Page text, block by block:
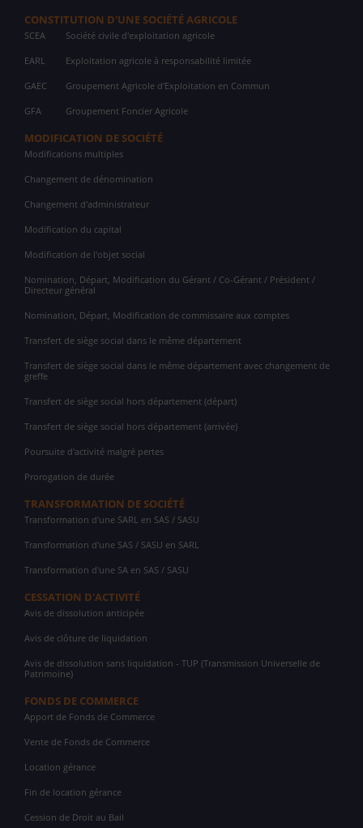
CONSTITUTION D'UNE SOCIÉTÉ AGRICOLE
SCEA Société civile d'exploitation agricole
EARL Exploitation agricole à responsabilité limitée
GAEC Groupement Agricole d'Exploitation en Commun
GFA Groupement Foncier Agricole
MODIFICATION DE SOCIÉTÉ
Modifications multiples
Changement de dénomination
Changement d'administrateur
Modification du capital
Modification de l'objet social
Nomination, Départ, Modification du Gérant / Co-Gérant / Président /
Directeur général
Nomination, Départ, Modification de commissaire aux comptes
Transfert de siège social dans le même département
Transfert de siège social dans le même département avec changement de
greffe
Transfert de siège social hors département (départ)
Transfert de siège social hors département (arrivée)
Poursuite d'activité malgré pertes
Prorogation de durée
TRANSFORMATION DE SOCIÉTÉ
Transformation d'une SARL en SAS / SASU
Transformation d'une SAS / SASU en SARL
Transformation d'une SA en SAS / SASU
CESSATION D'ACTIVITÉ
Avis de dissolution anticipée
Avis de clôture de liquidation
Avis de dissolution sans liquidation - TUP (Transmission Universelle de
Patrimoine)
FONDS DE COMMERCE
Apport de Fonds de Commerce
Vente de Fonds de Commerce
Location gérance
Fin de location gérance
Cession de Droit au Bail